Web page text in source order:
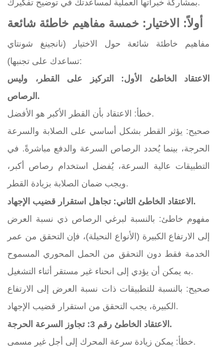
بمشاركة خبراتها العملية لمساعدتك في توضيح تفكيرك.
أولاً: الاختيار: خمسة مفاهيم خاطئة شائعة
مفاهيم خاطئة شائعة حول الاختيار (نانجينغ شونتاي
تساعدك على تجنبها):
الاعتقاد الخاطئ الأول: التركيز على القطر، وليس
الرصاص.
خطأ: الاعتقاد بأن القطر الأكبر هو الأفضل.
صحيح: يؤثر القطر بشكل أساسي على الصلابة والسرعة
الحرجة، بينما يُحدد الرصاص السرعة والدفع مباشرةً. في
التطبيقات عالية السرعة، يُفضل استخدام رصاص أكبر،
ويجب ضمان الصلابة بزيادة القطر.
الاعتقاد الخاطئ الثاني: تجاهل استقرار قضيب الإجهاد.
مفهوم خاطئ: بالنسبة لبرغي الرصاص ذي نسبة العرض
إلى الارتفاع الكبيرة (الأنواع النحيلة)، فإن التحقق من عمر
الخدمة فقط دون التحقق من الحمل المحوري المسموح
به يمكن أن يؤدي إلى انحناء غير مستقر أثناء التشغيل.
صحيح: بالنسبة للتطبيقات ذات نسبة العرض إلى الارتفاع
الكبيرة، يجب التحقق من استقرار قضيب الإجهاد.
الاعتقاد الخاطئ رقم 3: تجاوز السرعة الحرجة.
خطأ: يمكن زيادة سرعة المحرك إلى أجل غير مسمى.